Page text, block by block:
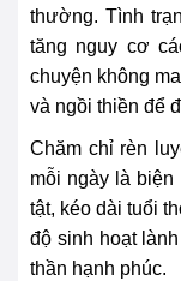
thường. Tình
tăng nguy cơ
chuyện không
và ngồi thiền để
Chăm chỉ rèn
mỗi ngày là biện
tật, kéo dài tuổi
độ sinh hoạt
thần hạnh phúc.